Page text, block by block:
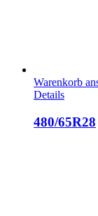
Warenkorb
Details
480/65R28